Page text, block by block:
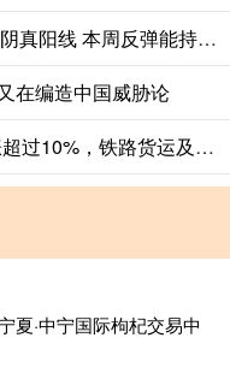
中股网 投资有看头|2月24日 市场假阴真阳线 本周反弹能持续吗？
在编造中国威胁论
同花财富 交运ETF（561320）收涨超过10%，铁路货运及农村公路建设数据支撑行业韧性
夏·中宁国际枸杞交易中